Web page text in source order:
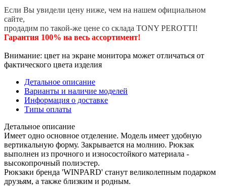
Если Вы увидели цену ниже, чем на нашем официальном
сайте,
продадим по такой-же цене со склада TONY PEROTTI!
Гарантия 100% на весь ассортимент!
Внимание: цвет на экране монитора может отличаться от
фактического цвета изделия
Детальное описание
Варианты и наличие моделей
Информация о доставке
Типы оплаты
Детальное описание
Имеет одно основное отделение. Модель имеет удобную
вертикальную форму. Закрывается на молнию. Рюкзак
выполнен из прочного и износостойкого материала -
высокопрочный полиэстер.
Рюкзаки бренда 'WINPARD' станут великолепным подарком
друзьям, а также близким и родным.